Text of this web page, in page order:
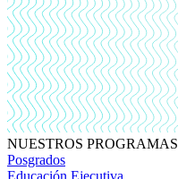
NUESTROS PROGRAMAS
Posgrados